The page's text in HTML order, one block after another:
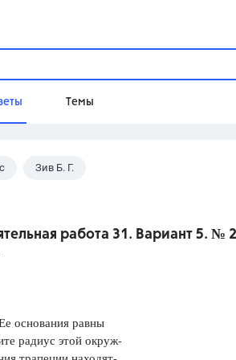
Темы
Домашнее задание
Школа
Разумовская М.М.,
Зив Б. Г.
работа 31. Вариант 5. № 2
основания равны
радиус этой окруж-